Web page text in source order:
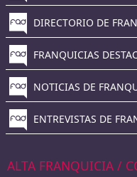
DIRECTORIO DE
FRANQUICIAS
NOTICIAS DE
ENTREVISTAS DE
ALTA FRANQUICIA /